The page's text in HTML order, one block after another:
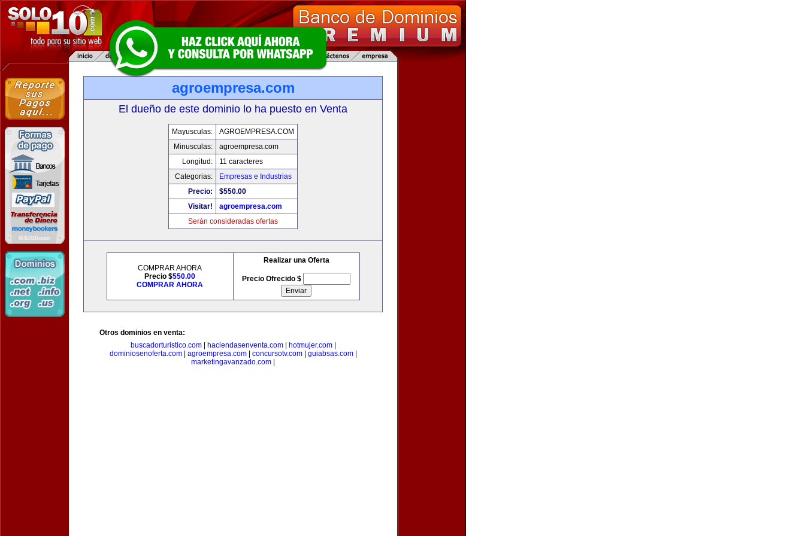
agroempresa.com
El dueño de este dominio lo ha puesto en Venta
Mayusculas:
AGROEMPRESA.COM
Minusculas:
agroempresa.com
Longitud:
11 caracteres
Categorias:
Empresas e Industrias
Precio:
$550.00
Visitar!
agroempresa.com
Serán consideradas ofertas
COMPRAR AHORA
Precio $550.00
COMPRAR AHORA
Realizar una Oferta
Precio Ofrecido $
Otros dominios en venta:
buscadorturistico.com| haciendasenventa.com| hotmujer.com|
dominiosenoferta.com| agroempresa.com| concursotv.com| guiabsas.com|
marketingavanzado.com